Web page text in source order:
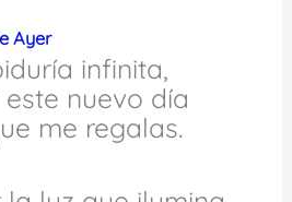
Ayer
infinita,
nuevo día
me regalas.